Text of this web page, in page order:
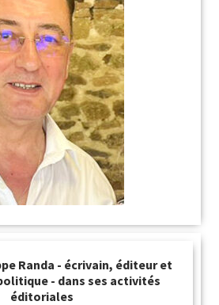
Randa - écrivain, éditeur et
- dans ses activités
éditoriales